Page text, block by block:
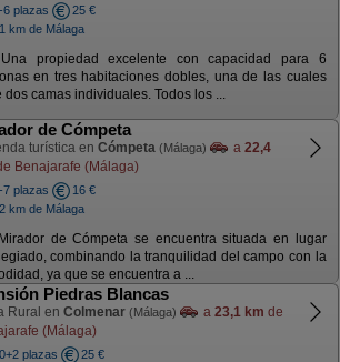
6 plazas
25 €
km de Málaga
Una propiedad excelente con capacidad para 6
en tres habitaciones dobles, una de las cuales
dos camas individuales. Todos los ...
de Cómpeta
turística en Cómpeta (Málaga) a 22,4
Benajarafe (Málaga)
7 plazas
16 €
km de Málaga
Mirador de Cómpeta se encuentra situada en lugar
combinando la tranquilidad del campo con la
ya que se encuentra a ...
Piedras Blancas
Rural en Colmenar (Málaga) a 23,1 km de
(Málaga)
plazas
25 €